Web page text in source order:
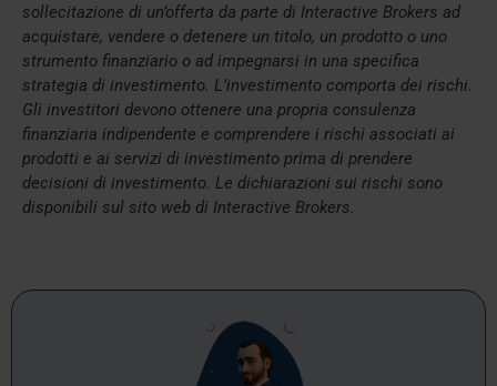
sollecitazione di un’offerta da parte di Interactive Brokers ad
acquistare, vendere o detenere un titolo, un prodotto o uno
strumento finanziario o ad impegnarsi in una specifica
strategia di investimento. L’investimento comporta dei rischi.
Gli investitori devono ottenere una propria consulenza
finanziaria indipendente e comprendere i rischi associati ai
prodotti e ai servizi di investimento prima di prendere
decisioni di investimento. Le dichiarazioni sui rischi sono
disponibili sul sito web di Interactive Brokers.